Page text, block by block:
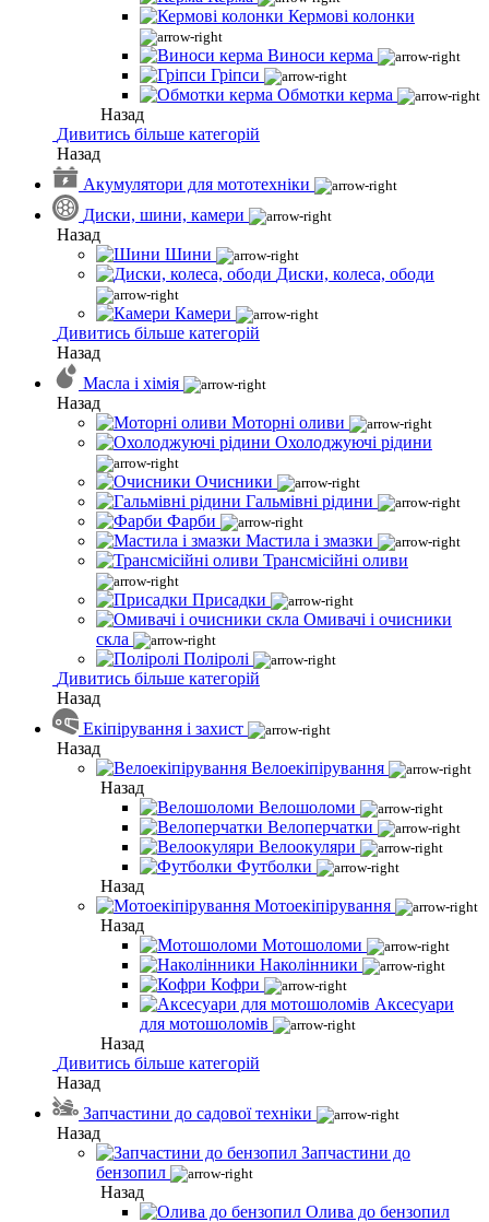
Кермові колонки
Виноси керма
Гріпси
Обмотки керма
Назад
Дивитись більше категорій
Назад
Акумулятори для мототехніки
Диски, шини, камери
Назад
Шини
Диски, колеса, ободи
Камери
Дивитись більше категорій
Назад
Масла і хімія
Назад
Моторні оливи
Охолоджуючі рідини
Очисники
Гальмівні рідини
Фарби
Мастила і змазки
Трансмісійні оливи
Присадки
Омивачі і очисники
скла
Поліролі
Дивитись більше категорій
Назад
Екіпірування і захист
Назад
Велоекіпірування
Назад
Велошоломи
Велоперчатки
Велоокуляри
Футболки
Назад
Мотоекіпірування
Назад
Мотошоломи
Наколінники
Кофри
Аксесуари
для мотошоломів
Назад
Дивитись більше категорій
Назад
Запчастини до садової техніки
Назад
Запчастини до
бензопил
Назад
Олива до бензопил